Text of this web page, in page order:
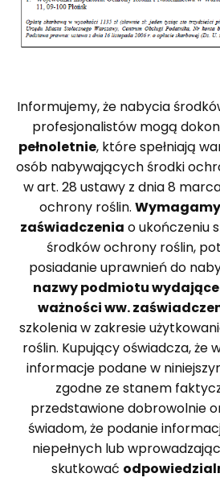
Informujemy, że nabycia
profesjonalistów mogą
pełnoletnie, które spełniają
osób nabywających środki
w art. 28 ustawy z dnia 8
ochrony roślin. Wymagamy
zaświadczenia o ukończeniu
środków ochrony roślin,
posiadanie uprawnień do
nazwy podmiotu
ważności ww.
szkolenia w zakresie
roślin. Kupujący oświadcza, że
informacje podane w
zgodne ze stanem
przedstawione dobrowolnie
świadom, że podanie
niepełnych lub
skutkować